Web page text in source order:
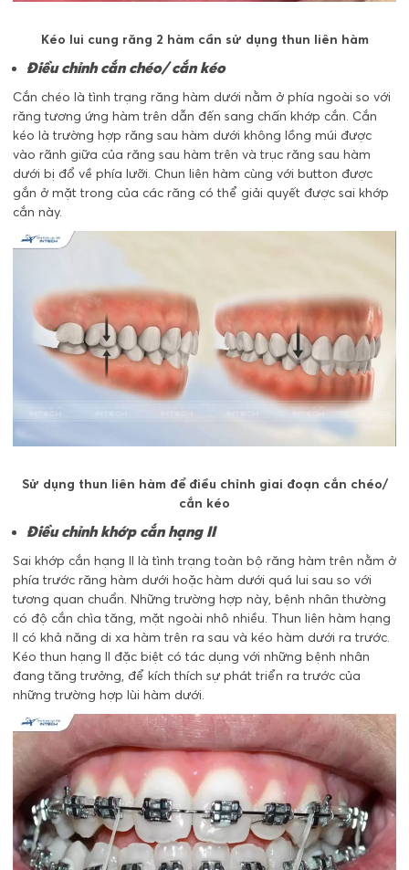
Kéo lui cung răng 2 hàm cần sử dụng thun liên hàm
Điều chỉnh cắn chéo/ cắn kéo
Cắn chéo là tình trạng răng hàm dưới nằm ở phía ngoài so với
răng tương ứng hàm trên dẫn đến sang chấn khớp cắn. Cắn
kéo là trường hợp răng sau hàm dưới không lồng múi được
vào rãnh giữa của răng sau hàm trên và trục răng sau hàm
dưới bị đổ về phía lưỡi. Chun liên hàm cùng với button được
gắn ở mặt trong của các răng có thể giải quyết được sai khớp
cắn này.
Sử dụng thun liên hàm để điều chỉnh giai đoạn cắn chéo/
cắn kéo
Điều chỉnh khớp cắn hạng II
Sai khớp cắn hạng II là tình trạng toàn bộ răng hàm trên nằm ở
phía trước răng hàm dưới hoặc hàm dưới quá lui sau so với
tương quan chuẩn. Những trường hợp này, bệnh nhân thường
có độ cắn chìa tăng, mặt ngoài nhô nhiều. Thun liên hàm hạng
II có khả năng di xa hàm trên ra sau và kéo hàm dưới ra trước.
Kéo thun hạng II đặc biệt có tác dụng với những bệnh nhân
đang tăng trưởng, để kích thích sự phát triển ra trước của
những trường hợp lùi hàm dưới.